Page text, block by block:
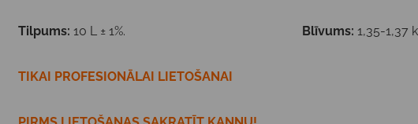
Tilpums: 10 L ± 1%. Blīvums: 1,35-1,37
TIKAI PROFESIONĀLAI LIETOŠANAI